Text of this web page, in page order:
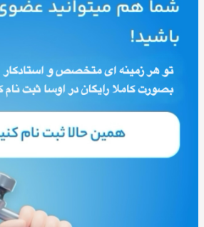
عمومی و تخصصی
82 مطلب